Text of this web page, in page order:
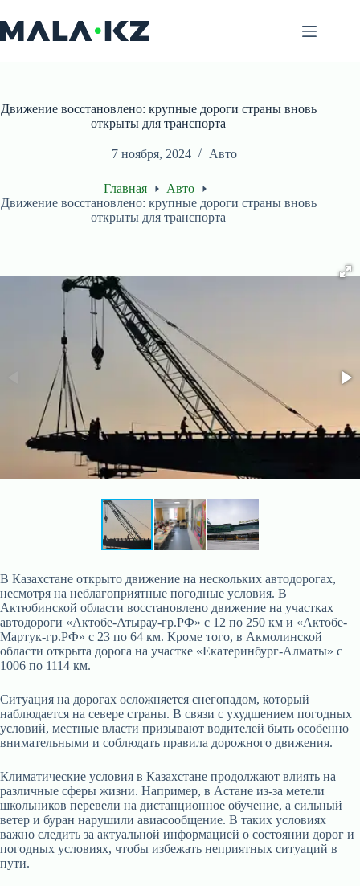
к
сути
Движение восстановлено: крупные дороги страны вновь
открыты для транспорта
7 ноября, 2024 Авто
Главная
Авто
Движение восстановлено: крупные дороги страны вновь
открыты для транспорта
В Казахстане открыто движение на нескольких автодорогах,
несмотря на неблагоприятные погодные условия. В
Актюбинской области восстановлено движение на участках
автодороги «Актобе-Атырау-гр.РФ» с 12 по 250 км и «Актобе-
Мартук-гр.РФ» с 23 по 64 км. Кроме того, в Акмолинской
области открыта дорога на участке «Екатеринбург-Алматы» с
1006 по 1114 км.
Ситуация на дорогах осложняется снегопадом, который
наблюдается на севере страны. В связи с ухудшением погодных
условий, местные власти призывают водителей быть особенно
внимательными и соблюдать правила дорожного движения.
Климатические условия в Казахстане продолжают влиять на
различные сферы жизни. Например, в Астане из-за метели
школьников перевели на дистанционное обучение, а сильный
ветер и буран нарушили авиасообщение. В таких условиях
важно следить за актуальной информацией о состоянии дорог и
погодных условиях, чтобы избежать неприятных ситуаций в
пути.